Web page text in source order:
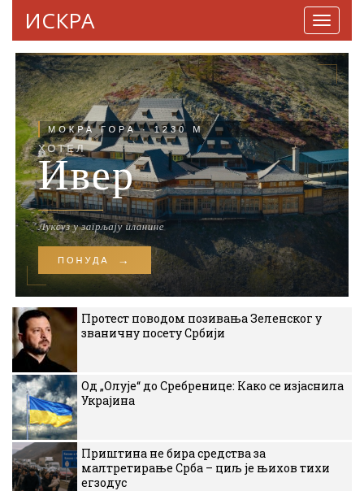
ИСКРА
Протест поводом позивања Зеленског у
званичну посету Србији
Од „Олује“ до Сребренице: Како се изјаснила
Украјина
Приштина не бира средства за
малтретирање Срба – циљ је њихов тихи
егзодус